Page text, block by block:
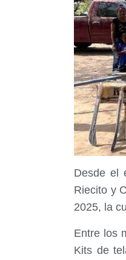
Desde el
Riecito y
2025, la
Entre los
Kits de